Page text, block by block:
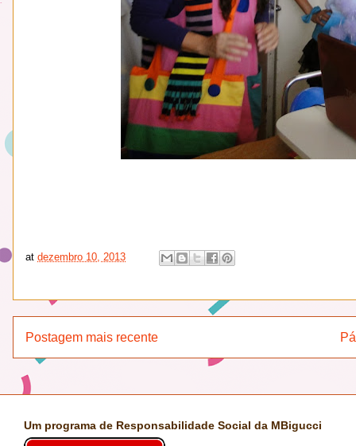
at dezembro 10, 2013
Postagem mais recente
Um programa de Responsabilidade Social da MBigucci